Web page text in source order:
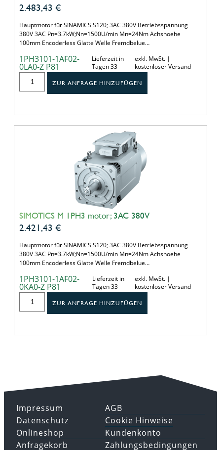
2.483,43 €
Hauptmotor für SINAMICS S120; 3AC 380V Betriebsspannung
380V 3AC Pn=3.7kW;Nn=1500U/min Mn=24Nm Achshoehe
100mm Encoderless Glatte Welle Fremdbelue…
1PH3101-1AF02-
0LA0-Z P81
Lieferzeit in
Tagen 33
exkl. MwSt. |
kostenloser Versand
ZUR ANFRAGE HINZUFÜGEN
SIMOTICS M 1PH3 motor; 3AC 380V
2.421,43 €
Hauptmotor für SINAMICS S120; 3AC 380V Betriebsspannung
380V 3AC Pn=3.7kW;Nn=1500U/min Mn=24Nm Achshoehe
100mm Encoderless Glatte Welle Fremdbelue…
1PH3101-1AF02-
0KA0-Z P81
Lieferzeit in
Tagen 33
exkl. MwSt. |
kostenloser Versand
ZUR ANFRAGE HINZUFÜGEN
Impressum
Datenschutz
AGB
Cookie Hinweise
Onlineshop
Anfragekorb
Kundenkonto
Zahlungsbedingungen